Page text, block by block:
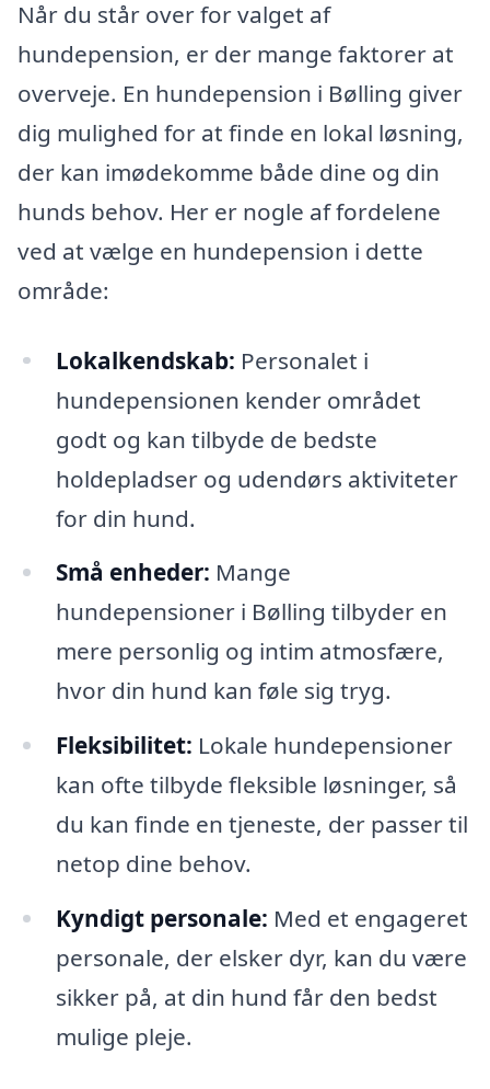
Når du står over for valget af
hundepension, er der mange faktorer at
overveje. En hundepension i Bølling giver
dig mulighed for at finde en lokal løsning,
der kan imødekomme både dine og din
hunds behov. Her er nogle af fordelene
ved at vælge en hundepension i dette
område:
Lokalkendskab: Personalet i
hundepensionen kender området
godt og kan tilbyde de bedste
holdepladser og udendørs aktiviteter
for din hund.
Små enheder: Mange
hundepensioner i Bølling tilbyder en
mere personlig og intim atmosfære,
hvor din hund kan føle sig tryg.
Fleksibilitet: Lokale hundepensioner
kan ofte tilbyde fleksible løsninger, så
du kan finde en tjeneste, der passer til
netop dine behov.
Kyndigt personale: Med et engageret
personale, der elsker dyr, kan du være
sikker på, at din hund får den bedst
mulige pleje.